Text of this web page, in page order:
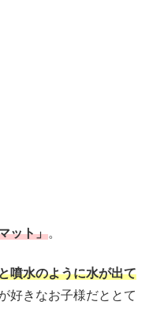
ット」。
噴水のように水が出て
好きなお子様だととて